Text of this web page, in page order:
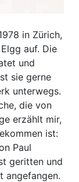
in Zürich,
auf. Die
und
sie gerne
unterwegs.
die von
erzählt mir,
ist:
Paul
geritten und
angefangen.